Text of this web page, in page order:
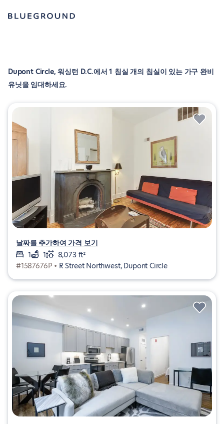
Dupont Circle, 워싱턴 D.C.에서 1 침실 개의 침실이 있는 가구 완비
유닛을 임대하세요.
날짜를 추가하여 가격 보기
1
1
8,073 ft²
#1587676P • R Street Northwest, Dupont Circle